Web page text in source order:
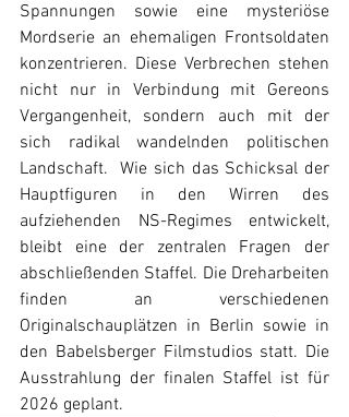
Spannungen sowie eine mysteriöse
Mordserie an ehemaligen Frontsoldaten
konzentrieren. Diese Verbrechen stehen
nicht nur in Verbindung mit Gereons
Vergangenheit, sondern auch mit der
sich radikal wandelnden politischen
Landschaft.  Wie sich das Schicksal der
Hauptfiguren in den Wirren des
aufziehenden NS-Regimes entwickelt,
bleibt eine der zentralen Fragen der
abschließenden Staffel. Die Dreharbeiten
finden an verschiedenen
Originalschauplätzen in Berlin sowie in
den Babelsberger Filmstudios statt. Die
Ausstrahlung der finalen Staffel ist für
2026 geplant.